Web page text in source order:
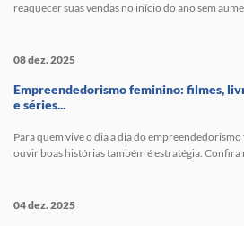
reaquecer suas vendas no início do ano sem
08 dez. 2025
Empreendedorismo feminino: filmes,
e séries...
Para quem vive o dia a dia do
ouvir boas histórias também é estratégia. Confira
04 dez. 2025